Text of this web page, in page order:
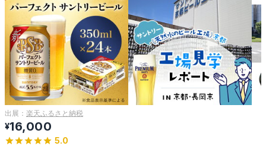
出展： 楽天ふるさと納税
¥16,000
5.0